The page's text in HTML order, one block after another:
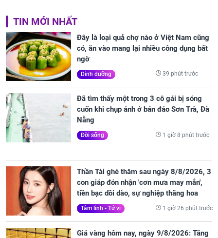
TIN MỚI NHẤT
Đây là loại quả chợ nào ở Việt Nam cũng
có, ăn vào mang lại nhiều công dụng bất
ngờ
Dinh dưỡng 39 phút trước
Đã tìm thấy một trong 3 cô gái bị sóng
cuốn khi chụp ảnh ở bán đảo Sơn Trà, Đà
Nẵng
Đời sống 1 giờ 8 phút trước
Thần Tài ghé thăm sau ngày 8/8/2026, 3
con giáp đón nhận 'cơn mưa may mắn',
tiền bạc dồi dào, sự nghiệp thăng hoa
Tâm linh - Tử vi 1 giờ 26 phút trước
Giá vàng hôm nay, ngày 9/8/2026: Tăng